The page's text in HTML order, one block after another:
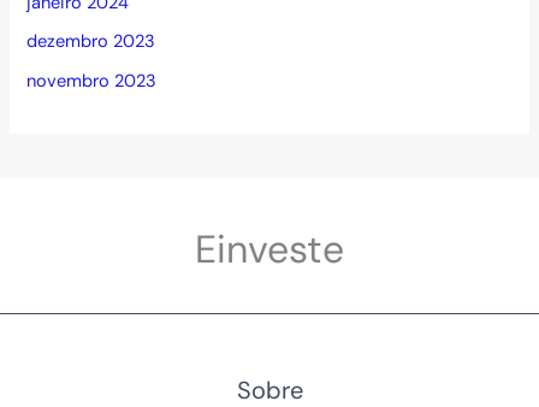
dezembro 2023
novembro 2023
Einveste
Sobre